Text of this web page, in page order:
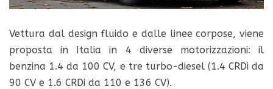
Vettura dal design fluido e dalle linee corpose, viene
proposta in Italia in 4 diverse motorizzazioni: il
benzina 1.4 da 100 CV, e tre turbo-diesel (1.4 CRDi da
90 CV e 1.6 CRDi da 110 e 136 CV).